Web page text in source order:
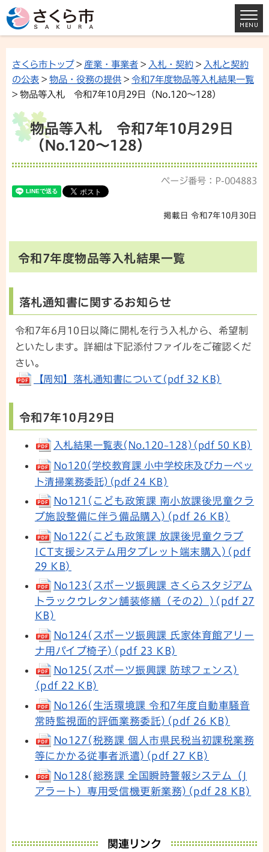
さくら市トップ> 産業・事業者 > 入札・契約 > 入札と契約
の公表 > 物品・役務の提供 > 令和7年度物品等入札結果一覧
> 物品等入札 令和7年10月29日（No.120～128）
物品等入札 令和7年10月29日
（No.120～128）
ページ番号：P-004883
掲載日 令和7年10月30日
令和7年度物品等入札結果一覧
落札通知書に関するお知らせ
令和7年6月10日以降に開札を行う入札から、希望制
といたします。詳細は下記添付ファイルをご確認くだ
さい。
【周知】落札通知書について(pdf 32 KB)
令和7年10月29日
入札結果一覧表(No.120~128)(pdf 50 KB)
No120(学校教育課 小中学校床及びカーペッ
ト清掃業務委託)(pdf 24 KB)
No121(こども政策課 南小放課後児童クラ
ブ施設整備に伴う備品購入)(pdf 26 KB)
No122(こども政策課 放課後児童クラブ
ICT支援システム用タブレット端末購入)(pdf
29 KB)
No123(スポーツ振興課 さくらスタジアム
トラックウレタン舗装修繕（その2）)(pdf 27
KB)
No124(スポーツ振興課 氏家体育館アリー
ナ用パイプ椅子)(pdf 23 KB)
No125(スポーツ振興課 防球フェンス)
(pdf 22 KB)
No126(生活環境課 令和7年度自動車騒音
常時監視面的評価業務委託)(pdf 26 KB)
No127(税務課 個人市県民税当初課税業務
等にかかる従事者派遣)(pdf 27 KB)
No128(総務課 全国瞬時警報システム（J
アラート）専用受信機更新業務)(pdf 28 KB)
関連リンク